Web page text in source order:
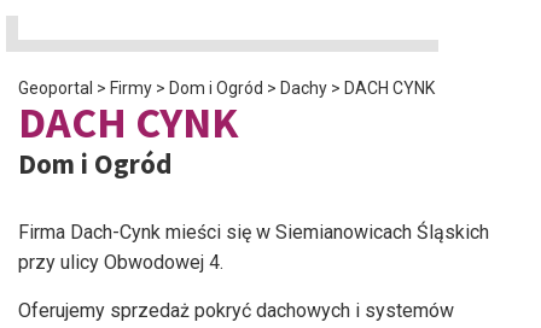
Geoportal > Firmy > Dom i Ogród > Dachy > DACH CYNK
DACH CYNK
Dom i Ogród
Firma Dach-Cynk mieści się w Siemianowicach Śląskich
przy ulicy Obwodowej 4.
Oferujemy sprzedaż pokryć dachowych i systemów